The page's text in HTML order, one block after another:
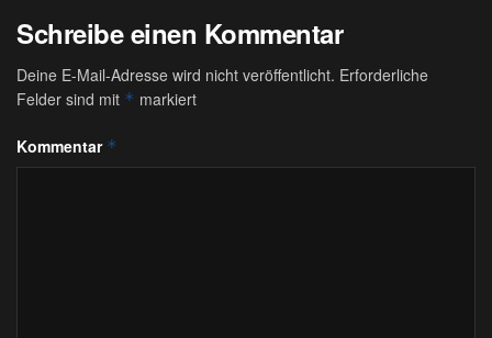
Schreibe einen Kommentar
Deine E-Mail-Adresse wird nicht veröffentlicht. Erforderliche
Felder sind mit * markiert
Kommentar *